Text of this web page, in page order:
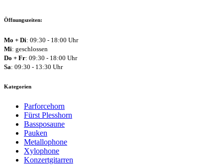
Öffnungszeiten:
Mo + Di: 09:30 - 18:00 Uhr
Mi: geschlossen
Do + Fr: 09:30 - 18:00 Uhr
Sa: 09:30 - 13:30 Uhr
Kategorien
Parforcehorn
Fürst Plesshorn
Bassposaune
Pauken
Metallophone
Xylophone
Konzertgitarren